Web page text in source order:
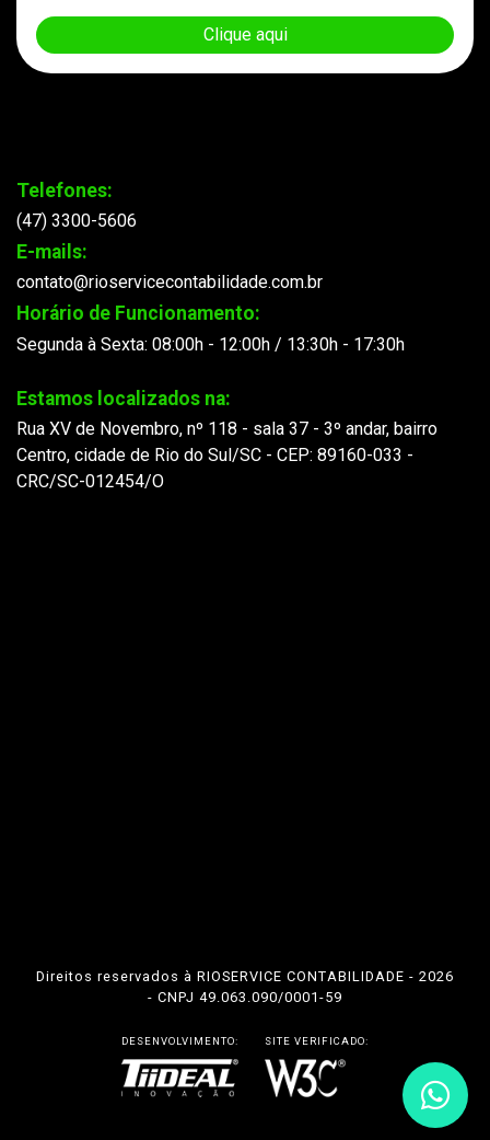
Clique aqui
Telefones:
(47) 3300-5606
E-mails:
contato@rioservicecontabilidade.com.br
Horário de Funcionamento:
Segunda à Sexta: 08:00h - 12:00h / 13:30h - 17:30h
Estamos localizados na:
Rua XV de Novembro, nº 118 - sala 37 - 3º andar, bairro
Centro, cidade de Rio do Sul/SC - CEP: 89160-033 -
CRC/SC-012454/O
Direitos reservados à RIOSERVICE CONTABILIDADE - 2026
- CNPJ 49.063.090/0001-59
DESENVOLVIMENTO: SITE VERIFICADO: